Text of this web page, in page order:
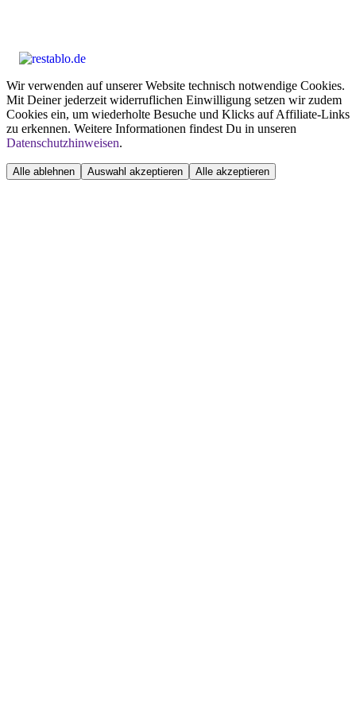
Wir verwenden auf unserer Website technisch notwendige Cookies.
Mit Deiner jederzeit widerruflichen Einwilligung setzen wir zudem
Cookies ein, um wiederholte Besuche und Klicks auf Affiliate-Links
zu erkennen. Weitere Informationen findest Du in unseren
Datenschutzhinweisen.
Alle ablehnen Auswahl akzeptieren Alle akzeptieren